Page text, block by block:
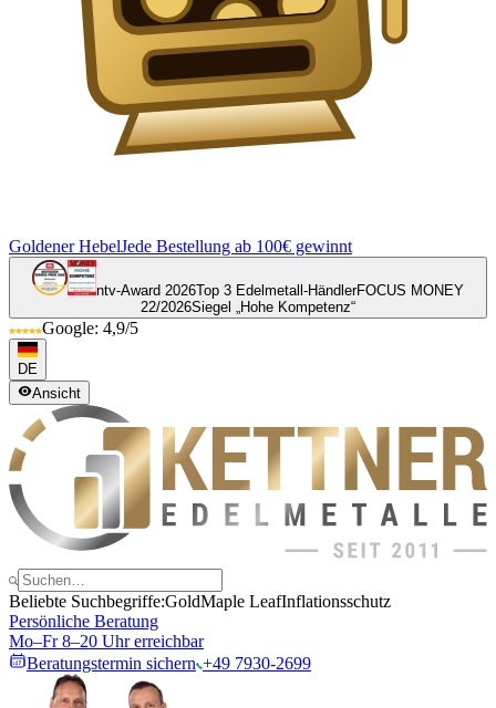
Goldener HebelJede Bestellung ab 100€ gewinnt
ntv-Award 2026Top 3 Edelmetall-HändlerFOCUS MONEY
22/2026Siegel „Hohe Kompetenz“
Google: 4,9/5
DE
Ansicht
Beliebte Suchbegriffe:GoldMaple LeafInflationsschutz
Persönliche Beratung
Mo–Fr 8–20 Uhr erreichbar
Beratungstermin sichern +49 7930-2699